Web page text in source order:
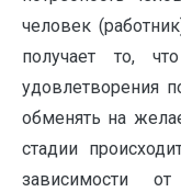
человек
получает то,
удовлетворения
обменять на
стадии
зависимости